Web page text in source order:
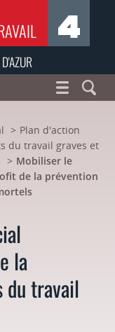
Plan d'action
du travail graves et
Mobiliser le
de la prévention
la
du travail